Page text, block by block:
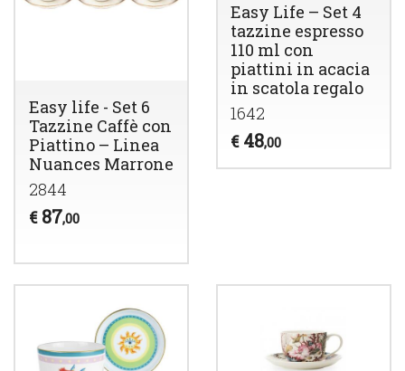
Easy life - Set 6
Tazzine Caffè con
Piattino – Linea
Nuances Marrone
2844
€ 87,00
Easy Life – Set 4
tazzine espresso
110 ml con
piattini in acacia
in scatola regalo
1642
€ 48,00